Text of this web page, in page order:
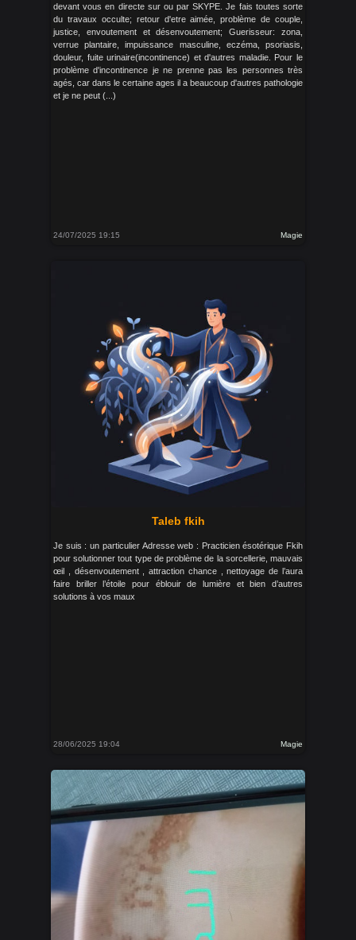
devant vous en directe sur ou par SKYPE. Je fais toutes sorte
du travaux occulte; retour d'etre aimée, problème de couple,
justice, envoutement et désenvoutement; Guerisseur: zona,
verrue plantaire, impuissance masculine, eczéma, psoriasis,
douleur, fuite urinaire(incontinence) et d'autres maladie. Pour le
problème d'incontinence je ne prenne pas les personnes très
agés, car dans le certaine ages il a beaucoup d'autres pathologie
et je ne peut (...)
24/07/2025 19:15 Magie
Taleb fkih
Je suis : un particulier Adresse web : Practicien ésotérique Fkih
pour solutionner tout type de problème de la sorcellerie, mauvais
œil , désenvoutement , attraction chance , nettoyage de l’aura
faire briller l’étoile pour éblouir de lumière et bien d’autres
solutions à vos maux
28/06/2025 19:04 Magie